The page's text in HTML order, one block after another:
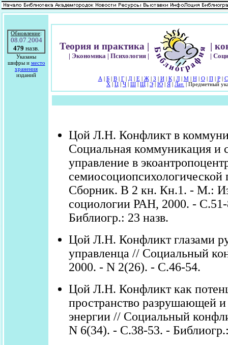
Обновление:
08.07.2004
479 назв.
Указаны
шифры и место
хранения
изданий
Теория и практика |
| Экономика | Психология |
|
|
А Б| В| Г| Д Е| Ж| З И| К| Л| М| Н| О| П| Р| С
Х
Ц Ч Ш Щ Э Ю Я Лат. | Предметный
Цой Л.Н. Конфликт в
Социальная коммуникация и
управление в
семиосоциопсихологической
Сборник. В 2 кн. Кн.1. - М.:
социологии РАН, 2000. -
Библиогр.: 23 назв.
Цой Л.Н. Конфликт глазами
управленца // Социальный
2000. - N 2(26). - С.46-54.
Цой Л.Н. Конфликт как
пространство разрушающей
энергии // Социальный
N 6(34). - С.38-53. -